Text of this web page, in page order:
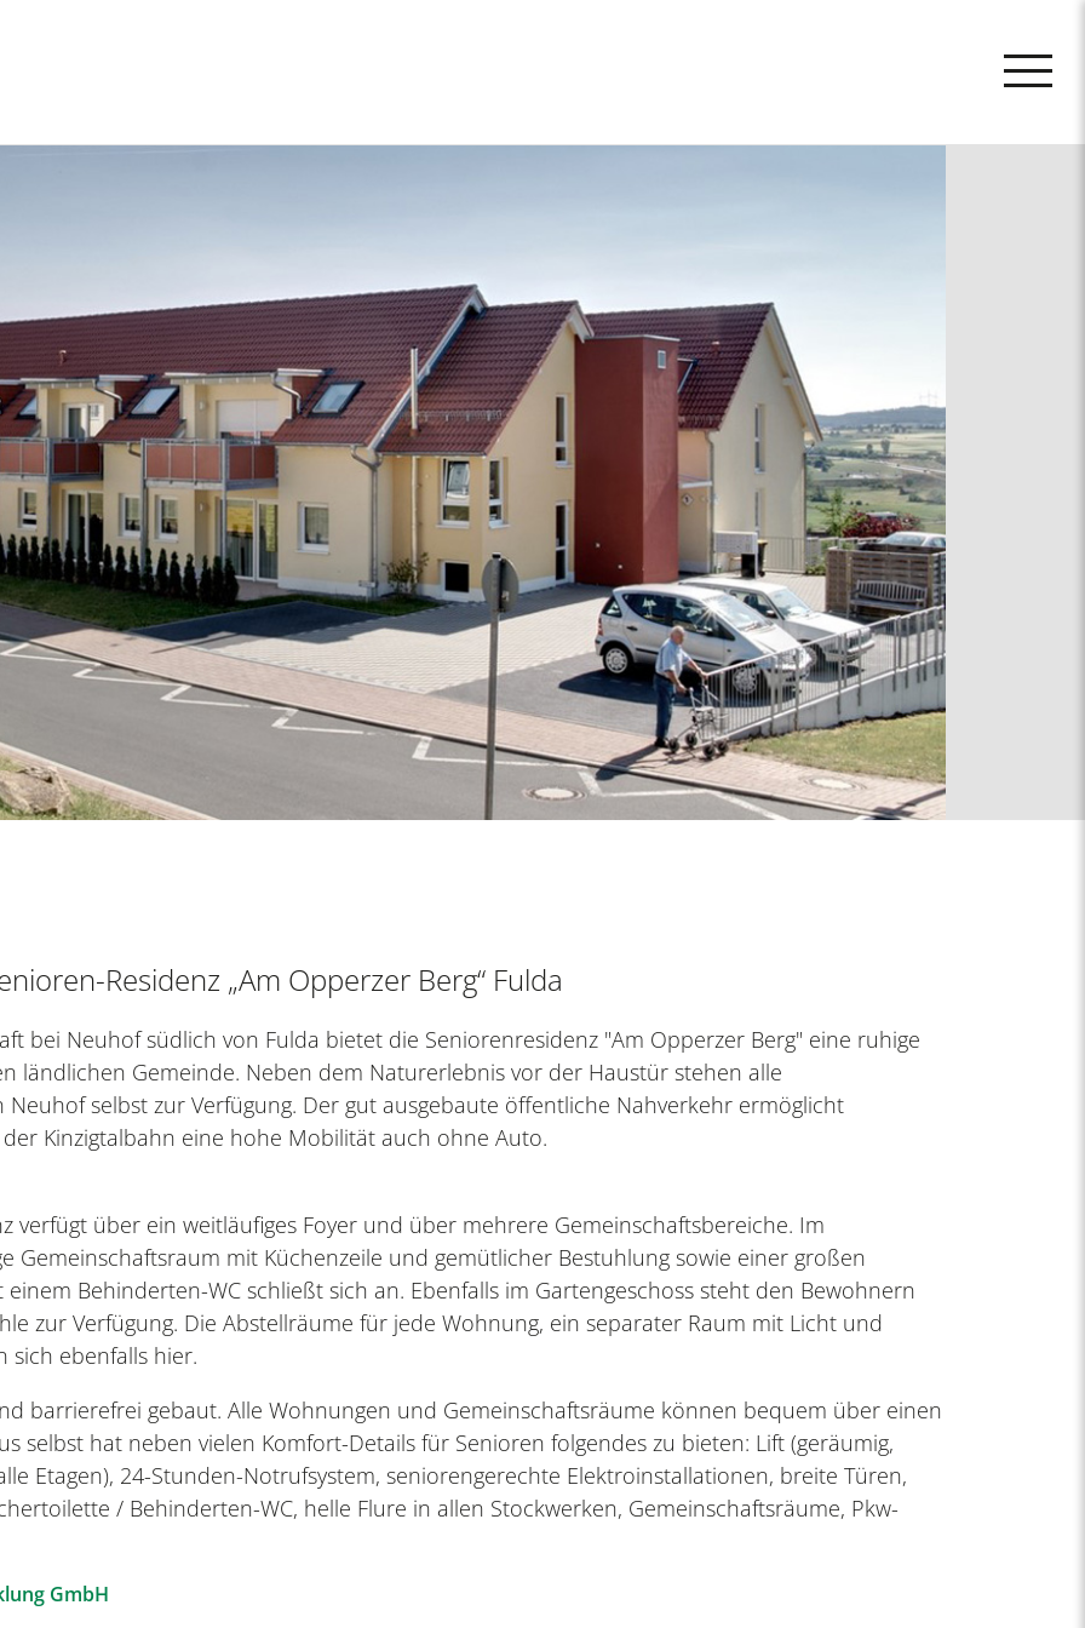
Residenz „Am Opperzer Berg“ Fulda
bei Neuhof südlich von Fulda bietet die Seniorenresidenz "Am Opperzer Berg" eine ruhige
ländlichen Gemeinde. Neben dem Naturerlebnis vor der Haustür stehen alle
selbst zur Verfügung. Der gut ausgebaute öffentliche Nahverkehr ermöglicht
Kinzigtalbahn eine hohe Mobilität auch ohne Auto.
verfügt über ein weitläufiges Foyer und über mehrere Gemeinschaftsbereiche. Im
Gemeinschaftsraum mit Küchenzeile und gemütlicher Bestuhlung sowie einer großen
Behinderten-WC schließt sich an. Ebenfalls im Gartengeschoss steht den Bewohnern
zur Verfügung. Die Abstellräume für jede Wohnung, ein separater Raum mit Licht und
sich ebenfalls hier.
barrierefrei gebaut. Alle Wohnungen und Gemeinschaftsräume können bequem über einen
selbst hat neben vielen Komfort-Details für Senioren folgendes zu bieten: Lift (geräumig,
Etagen), 24-Stunden-Notrufsystem, seniorengerechte Elektroinstallationen, breite Türen,
/ Behinderten-WC, helle Flure in allen Stockwerken, Gemeinschaftsräume, Pkw-
GmbH